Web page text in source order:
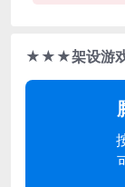
★★★架设游